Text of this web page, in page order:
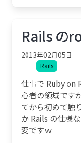
Rails の
2013年02月05日
Rails
仕事で Ruby on
心者の領域です
てから初めて触
か Rails の仕様
変ですｗ